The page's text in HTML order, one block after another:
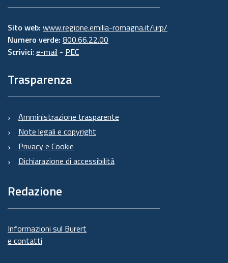
Sito web: www.regione.emilia-romagna.it/urp/
Numero verde: 800.66.22.00
Scrivici: e-mail - PEC
Trasparenza
Amministrazione trasparente
Note legali e copyright
Privacy e Cookie
Dichiarazione di accessibilità
Redazione
Informazioni sul Burert
e contatti